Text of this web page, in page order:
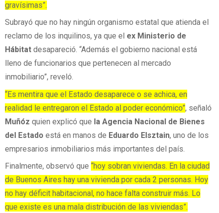
gravísimas”.
Subrayó que no hay ningún organismo estatal que atienda el
reclamo de los inquilinos, ya que el ex Ministerio de
Hábitat desapareció. “Además el gobierno nacional está
lleno de funcionarios que pertenecen al mercado
inmobiliario”, reveló.
“Es mentira que el Estado desaparece o se achica, en
realidad le entregaron el Estado al poder económico”, señaló
Muñóz quien explicó que la Agencia Nacional de Bienes
del Estado está en manos de Eduardo Elsztain, uno de los
empresarios inmobiliarios más importantes del país.
Finalmente, observó que “hoy sobran viviendas. En la ciudad
de Buenos Aires hay una vivienda por cada 2 personas. Hoy
no hay déficit habitacional, no hace falta construir más. Lo
que existe es una mala distribución de las viviendas”.